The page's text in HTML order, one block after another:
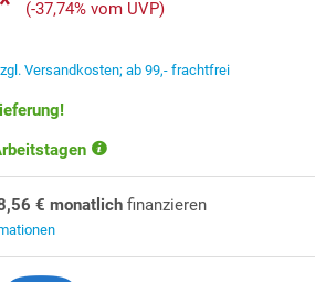
(-37,74% vom UVP)
Versandkosten; ab 99,- frachtfrei
€ monatlich finanzieren